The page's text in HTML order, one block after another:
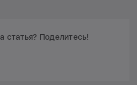
статья? Поделитесь!